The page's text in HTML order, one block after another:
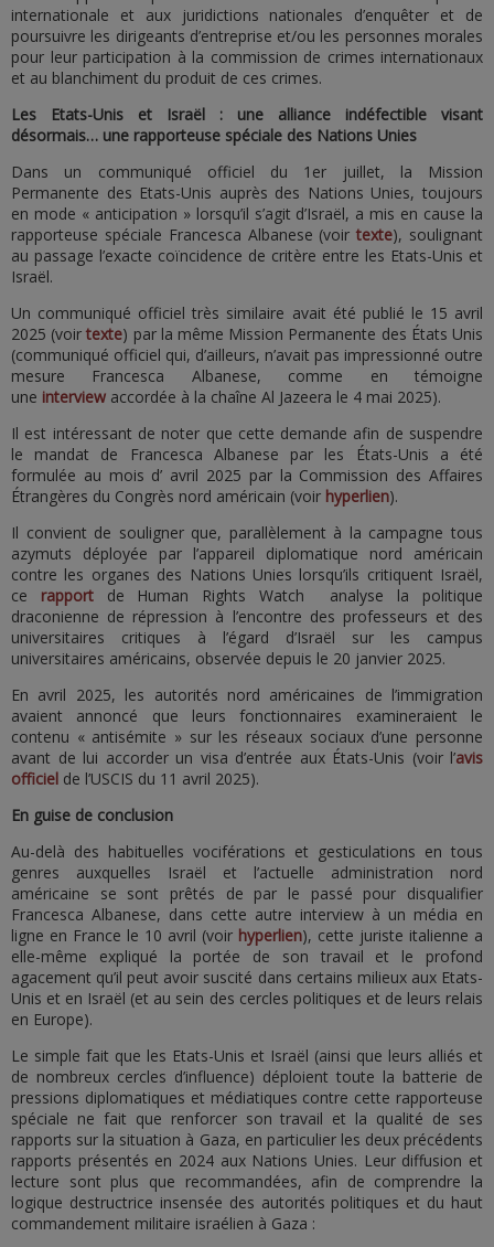
internationale et aux juridictions nationales d’enquêter et de
poursuivre les dirigeants d’entreprise et/ou les personnes morales
pour leur participation à la commission de crimes internationaux
et au blanchiment du produit de ces crimes.
Les Etats-Unis et Israël : une alliance indéfectible visant
désormais… une rapporteuse spéciale des Nations Unies
Dans un communiqué officiel du 1er juillet, la Mission
Permanente des Etats-Unis auprès des Nations Unies, toujours
en mode « anticipation » lorsqu’il s’agit d’Israël, a mis en cause la
rapporteuse spéciale Francesca Albanese (voirtexte), soulignant
au passage l’exacte coïncidence de critère entre les Etats-Unis et
Israël.
Un communiqué officiel très similaire avait été publié le 15 avril
2025 (voirtexte) par la même Mission Permanente des États Unis
(communiqué officiel qui, d’ailleurs, n’avait pas impressionné outre
mesure Francesca Albanese, comme en témoigne
une interview accordée à la chaîne Al Jazeera le 4 mai 2025).
Il est intéressant de noter que cette demande afin de suspendre
le mandat de Francesca Albanese par les États-Unis a été
formulée au mois d’ avril 2025 par la Commission des Affaires
Étrangères du Congrès nord américain (voir hyperlien).
Il convient de souligner que, parallèlement à la campagne tous
azymuts déployée par l’appareil diplomatique nord américain
contre les organes des Nations Unies lorsqu’ils critiquent Israël,
ce rapportde Human Rights Watch analyse la politique
draconienne de répression à l’encontre des professeurs et des
universitaires critiques à l’égard d’Israël sur les campus
universitaires américains, observée depuis le 20 janvier 2025.
En avril 2025, les autorités nord américaines de l’immigration
avaient annoncé que leurs fonctionnaires examineraient le
contenu « antisémite » sur les réseaux sociaux d’une personne
avant de lui accorder un visa d’entrée aux États-Unis (voir l’avis
officiel de l’USCIS du 11 avril 2025).
En guise de conclusion
Au-delà des habituelles vociférations et gesticulations en tous
genres auxquelles Israël et l’actuelle administration nord
américaine se sont prêtés de par le passé pour disqualifier
Francesca Albanese, dans cette autre interview à un média en
ligne en France le 10 avril (voir hyperlien), cette juriste italienne a
elle-même expliqué la portée de son travail et le profond
agacement qu’il peut avoir suscité dans certains milieux aux Etats-
Unis et en Israël (et au sein des cercles politiques et de leurs relais
en Europe).
Le simple fait que les Etats-Unis et Israël (ainsi que leurs alliés et
de nombreux cercles d’influence) déploient toute la batterie de
pressions diplomatiques et médiatiques contre cette rapporteuse
spéciale ne fait que renforcer son travail et la qualité de ses
rapports sur la situation à Gaza, en particulier les deux précédents
rapports présentés en 2024 aux Nations Unies. Leur diffusion et
lecture sont plus que recommandées, afin de comprendre la
logique destructrice insensée des autorités politiques et du haut
commandement militaire israélien à Gaza :